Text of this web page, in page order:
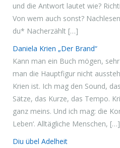
und die Antwort lautet wie?
Von wem auch sonst?
du* Nacherzählt […]
Daniela Krien „Der Brand“
Kann man ein Buch mögen,
man die Hauptfigur nicht
Krien ist. Ich mag den Sound,
Sätze, das Kurze, das Tempo.
ganz meins. Und ich mag: die
Leben‘. Alltägliche Menschen, […]
Diu übel Adelheit